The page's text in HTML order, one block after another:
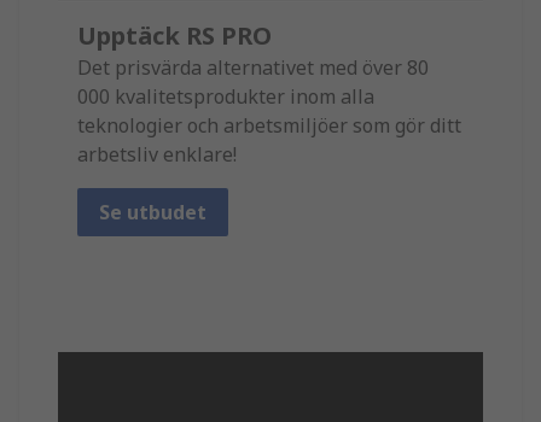
Upptäck RS PRO
Det prisvärda alternativet med över 80
000 kvalitetsprodukter inom alla
teknologier och arbetsmiljöer som gör ditt
arbetsliv enklare!
Se utbudet